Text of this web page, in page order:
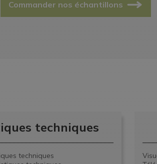
Commander nos échantillons
techniques
techniques